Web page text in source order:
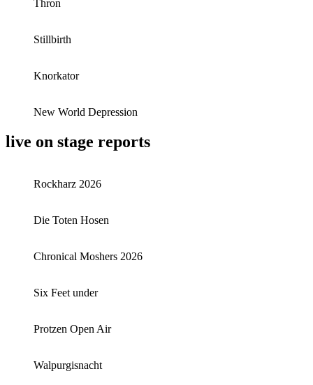
Thron
Stillbirth
Knorkator
New World Depression
live on stage reports
Rockharz 2026
Die Toten Hosen
Chronical Moshers 2026
Six Feet under
Protzen Open Air
Walpurgisnacht